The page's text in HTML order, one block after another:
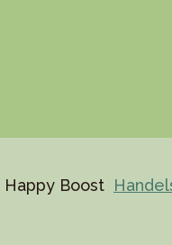
Boost